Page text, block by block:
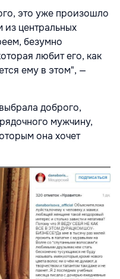
это уже произошло
из центральных
безумно
любит его, как
ему в этом", —
доброго,
мужчину,
она хочет